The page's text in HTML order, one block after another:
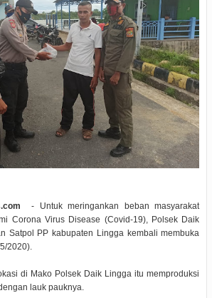
- Untuk meringankan beban masyarakat
Corona Virus Disease (Covid-19), Polsek Daik
Satpol PP kabupaten Lingga kembali membuka
2020).
di Mako Polsek Daik Lingga itu memproduksi
lauk pauknya.